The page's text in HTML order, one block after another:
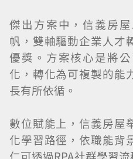
傑出方案中，信義房
帆，雙軸驅動企業人才
優獎。方案核心是將
化，轉化為可複製的能
長有所依循。
數位賦能上，信義房屋
化學習路徑，依職能背